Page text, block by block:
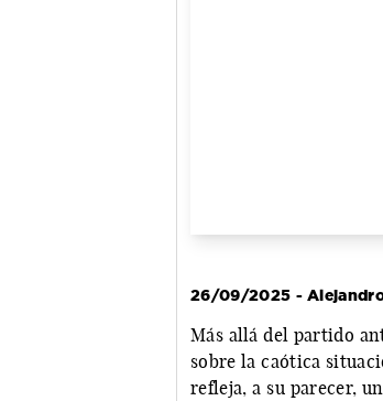
26/09/2025 -
Más allá del partido
sobre la caótica
refleja, a su parecer,